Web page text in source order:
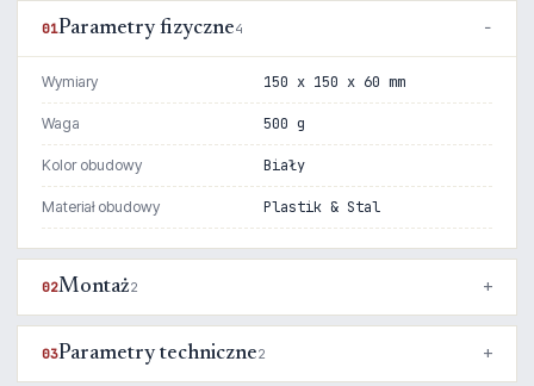
01Parametry fizyczne4
Wymiary 150 x 150 x 60 mm
Waga 500 g
Kolor obudowy Biały
Materiał obudowy Plastik & Stal
02Montaż2
03Parametry techniczne2